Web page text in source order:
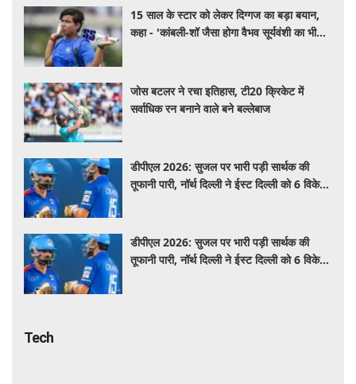
15 साल के स्टार को लेकर दिग्गज का बड़ा बयान,
कहा - 'कांबली-शॉ जैसा होगा वैभव सूर्यवंशी का भी
जोस बटलर ने रचा इतिहास, टी20 क्रिकेट में
सर्वाधिक रन बनाने वाले बने बल्लेबाज
डीपीएल 2026: सुजल पर भारी पड़ी सार्थक की
तूफानी पारी, नॉर्थ दिल्ली ने ईस्ट दिल्ली को 6 विकेट
डीपीएल 2026: सुजल पर भारी पड़ी सार्थक की
तूफानी पारी, नॉर्थ दिल्ली ने ईस्ट दिल्ली को 6 विकेट
Tech